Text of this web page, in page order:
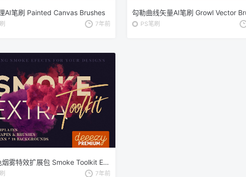
AI笔刷 Painted Canvas Brushes
7年前
勾勒曲线矢量AI笔刷 Growl Vector
PS笔刷
PS 彩色烟雾特效扩展包 Smoke Toolkit Extra（烟雾形状、笔刷、背景纹理）
7年前